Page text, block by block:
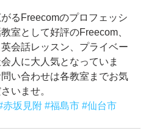
るFreecomのプロフェッシ
室として好評のFreecom、
会話レッスン、プライベー
人に大人気となっていま
い合わせは各教室までお気
いませ。
赤坂見附 #福島市 #仙台市